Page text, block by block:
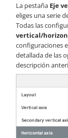
La pestaña Eje
eliges una serie
Todas las
vertical/
configuraciones
detallada de las
descripción